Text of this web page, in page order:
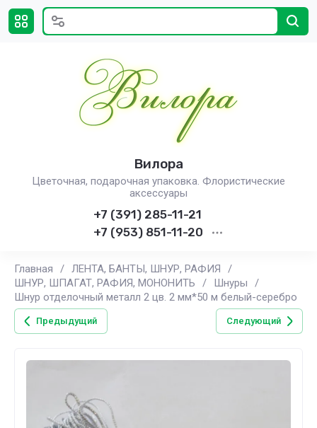
Вилора
Цветочная, подарочная упаковка. Флористические
аксессуары
+7 (391) 285-11-21
+7 (953) 851-11-20
Главная / ЛЕНТА, БАНТЫ, ШНУР, РАФИЯ
/
ШНУР, ШПАГАТ, РАФИЯ, МОНОНИТЬ
/ Шнуры
/
Шнур отделочный металл 2 цв. 2 мм*50 м белый-серебро
Предыдущий Следующий